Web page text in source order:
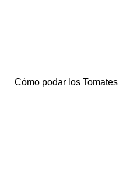
Cómo podar los Tomates